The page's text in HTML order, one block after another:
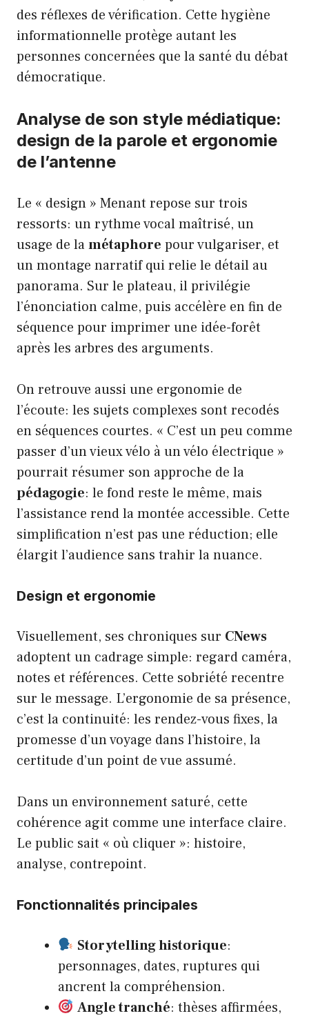
des réflexes de vérification. Cette hygiène
informationnelle protège autant les
personnes concernées que la santé du débat
démocratique.
Analyse de son style médiatique:
design de la parole et ergonomie
de l’antenne
Le « design » Menant repose sur trois
ressorts: un rythme vocal maîtrisé, un
usage de lamétaphore pour vulgariser, et
un montage narratif qui relie le détail au
panorama. Sur le plateau, il privilégie
l’énonciation calme, puis accélère en fin de
séquence pour imprimer une idée-forêt
après les arbres des arguments.
On retrouve aussi une ergonomie de
l’écoute: les sujets complexes sont recodés
en séquences courtes. « C’est un peu comme
passer d’un vieux vélo à un vélo électrique »
pourrait résumer son approche de la
pédagogie: le fond reste le même, mais
l’assistance rend la montée accessible. Cette
simplification n’est pas une réduction; elle
élargit l’audience sans trahir la nuance.
Design et ergonomie
Visuellement, ses chroniques sur CNews
adoptent un cadrage simple: regard caméra,
notes et références. Cette sobriété recentre
sur le message. L’ergonomie de sa présence,
c’est la continuité: les rendez-vous fixes, la
promesse d’un voyage dans l’histoire, la
certitude d’un point de vue assumé.
Dans un environnement saturé, cette
cohérence agit comme une interface claire.
Le public sait « où cliquer »: histoire,
analyse, contrepoint.
Fonctionnalités principales
Storytelling historique:
personnages, dates, ruptures qui
ancrent la compréhension.
Angle tranché: thèses affirmées,